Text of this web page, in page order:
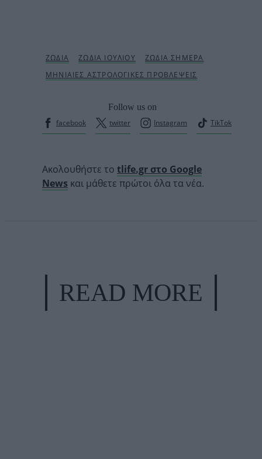
Follow us on
facebook
twitter Instagram TikTok
Ακολουθήστε το tlife.gr στο Google
News και μάθετε πρώτοι όλα τα νέα.
READ MORE